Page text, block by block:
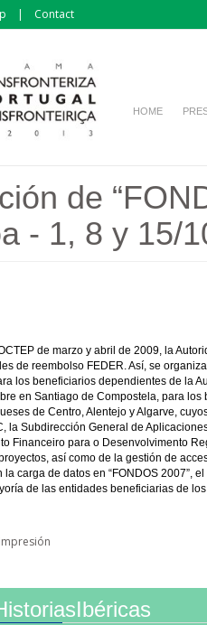
Contact
HOME
de
- 1, 8 y 15/
de marzo y abril de 2009, la
de reembolso FEDER. Así, se
los beneficiarios dependientes de la
en Santiago de Compostela, para
de Centro, Alentejo y Algarve,
Subdirección General de
Financeiro para o Desenvolvimento
así como de la gestión de
carga de datos en “FONDOS
de las entidades beneficiarias de